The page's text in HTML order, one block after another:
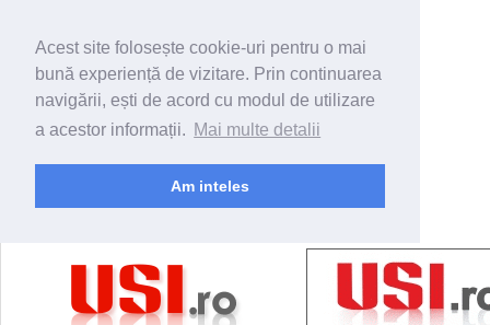
Acest site folosește cookie-uri pentru o mai
bună experiență de vizitare. Prin continuarea
navigării, ești de acord cu modul de utilizare
a acestor informații. Mai multe detalii
Am inteles